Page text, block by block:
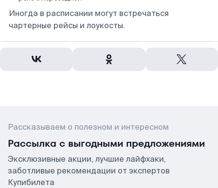
Иногда в расписании могут встречаться
чартерные рейсы и лоукосты.
Рассказываем о полезном и интересном
Рассылка с выгодными предложениями
Эксклюзивные акции, лучшие лайфхаки,
заботливые рекомендации от экспертов
Купибилета